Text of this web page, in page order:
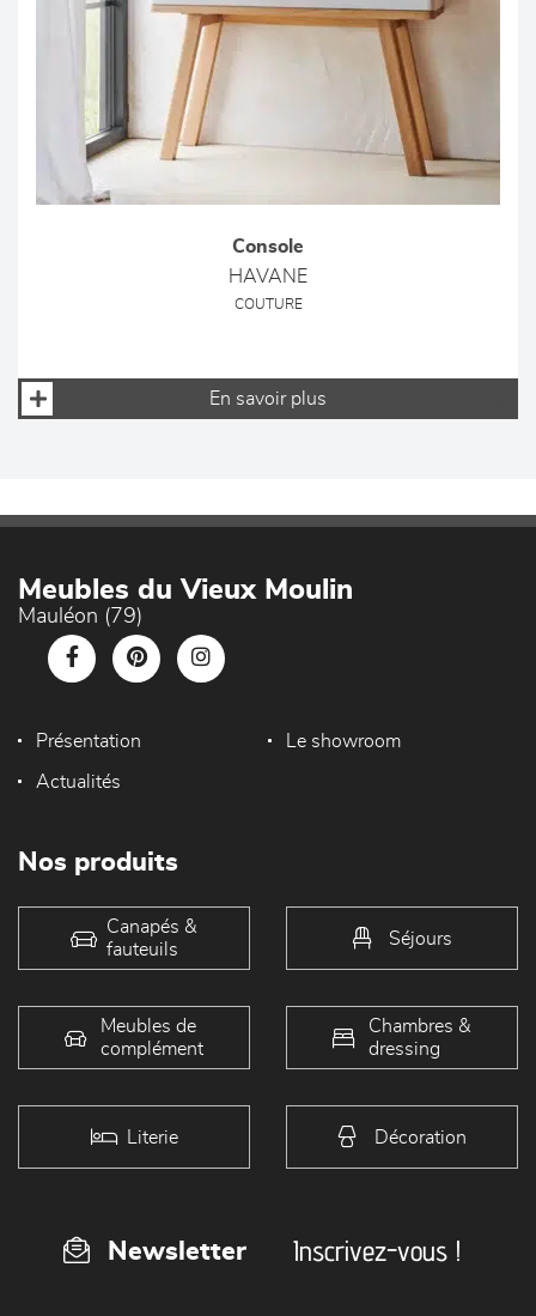
Console
HAVANE
COUTURE
En savoir plus
Meubles du Vieux Moulin
Mauléon (79)
Présentation Le showroom
Actualités
Nos produits
Canapés &
fauteuils
Séjours
Meubles de
complément
Chambres &
dressing
Literie Décoration
Newsletter Inscrivez-vous !